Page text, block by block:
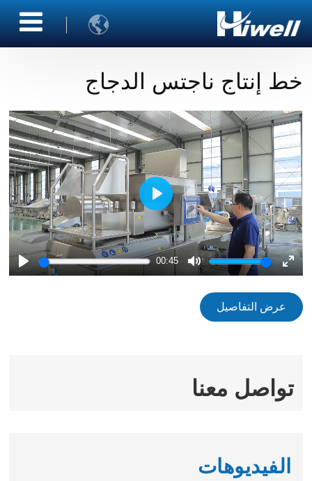

خط إنتاج ناجتس الدجاج
Play
00:45
Mute
Enter
Play
عرض التفاصيل
تواصل معنا
الفيديوهات